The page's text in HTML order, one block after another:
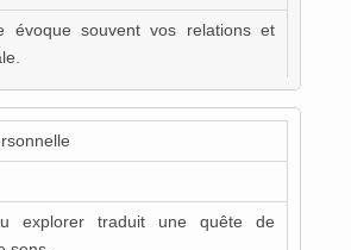
évoque souvent vos relations et
explorer traduit une quête de